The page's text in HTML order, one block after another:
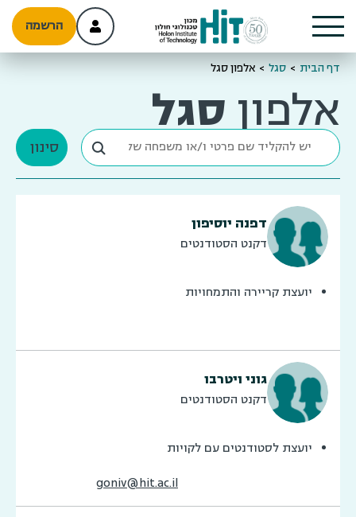
הרשמה
דף הבית > סגל > אלפון סגל
אלפוןסגל
סינון
דפנה יוסיפון
דקנט הסטודנטים
יועצת קריירה והתמחויות
גוני ויטרבו
דקנט הסטודנטים
יועצת לסטודנטים עם לקויות
goniv@hit.ac.il